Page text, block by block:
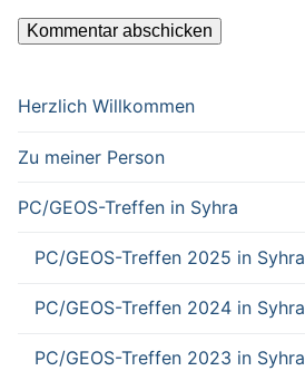
Herzlich Willkommen
Zu meiner Person
PC/GEOS-Treffen in Syhra
PC/GEOS-Treffen 2025 in Syhra
PC/GEOS-Treffen 2024 in Syhra
PC/GEOS-Treffen 2023 in Syhra